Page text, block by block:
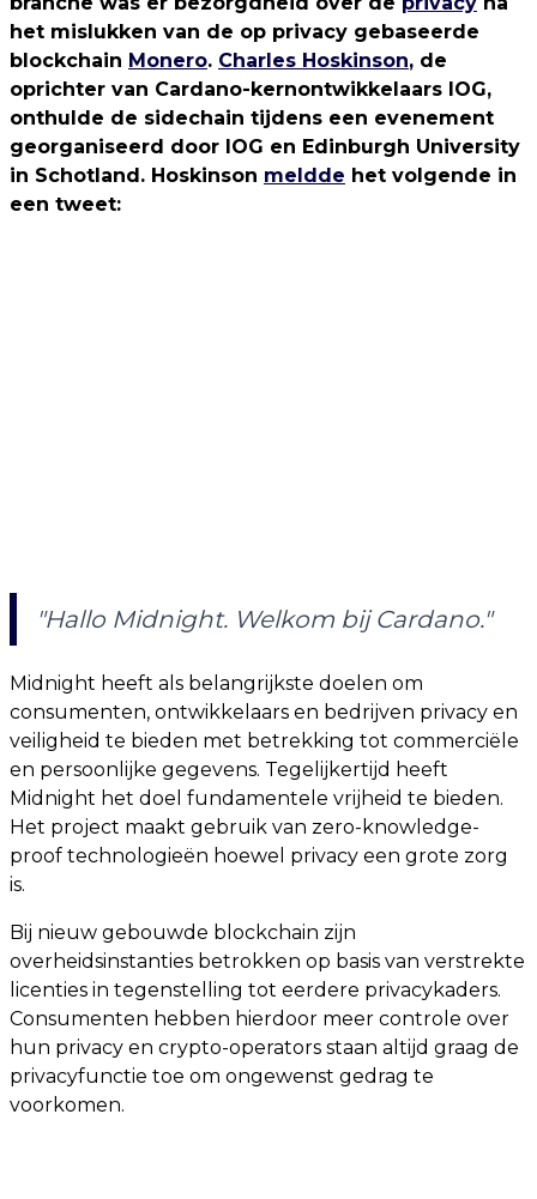
het mislukken van de op privacy gebaseerde
blockchain Monero. Charles Hoskinson, de
oprichter van Cardano-kernontwikkelaars IOG,
onthulde de sidechain tijdens een evenement
georganiseerd door IOG en Edinburgh University
in Schotland. Hoskinson meldde het volgende in
een tweet:
"Hallo Midnight. Welkom bij Cardano."
Midnight heeft als belangrijkste doelen om
consumenten, ontwikkelaars en bedrijven privacy en
veiligheid te bieden met betrekking tot commerciële
en persoonlijke gegevens. Tegelijkertijd heeft
Midnight het doel fundamentele vrijheid te bieden.
Het project maakt gebruik van zero-knowledge-
proof technologieën hoewel privacy een grote zorg
is.
Bij nieuw gebouwde blockchain zijn
overheidsinstanties betrokken op basis van verstrekte
licenties in tegenstelling tot eerdere privacykaders.
Consumenten hebben hierdoor meer controle over
hun privacy en crypto-operators staan ​​altijd graag de
privacyfunctie toe om ongewenst gedrag te
voorkomen.